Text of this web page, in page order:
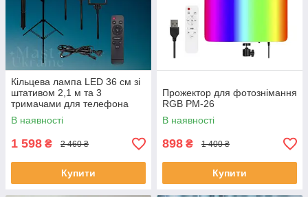
Кільцева лампа LED 36 см зі
штативом 2,1 м та 3
тримачами для телефона
Soft Ring, HG-14A
В наявності
1 598 ₴ 2 460 ₴
Купити
Прожектор для фотознімання
RGB PM-26
В наявності
898 ₴ 1 400 ₴
Купити